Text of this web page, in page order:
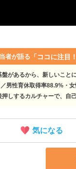
者が語る 「ココに注目
があるから、新しいこと
男性育休取得率88.9%・
しするカルチャーで、自
気になる